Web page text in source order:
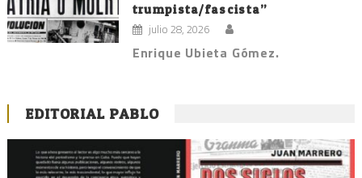
trumpista/fascista”
julio 28, 2026
Enrique Ubieta Gómez.
EDITORIAL PABLO